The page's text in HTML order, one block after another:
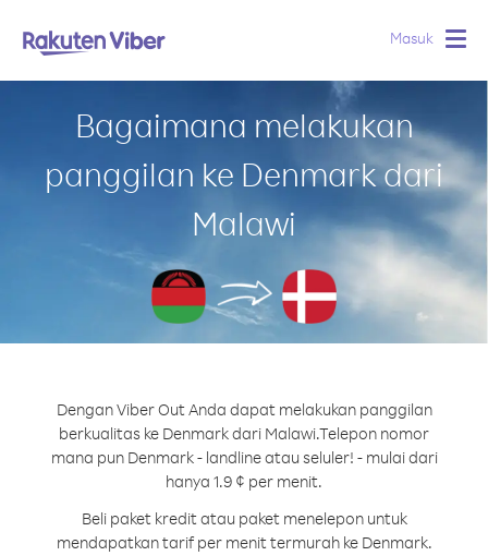
Masuk
Bagaimana melakukan
panggilan ke Denmark dari
Malawi
Dengan Viber Out Anda dapat melakukan panggilan
berkualitas ke Denmark dari Malawi.Telepon nomor
mana pun Denmark - landline atau seluler! - mulai dari
hanya 1.9 ¢ per menit.
Beli paket kredit atau paket menelepon untuk
mendapatkan tarif per menit termurah ke Denmark.